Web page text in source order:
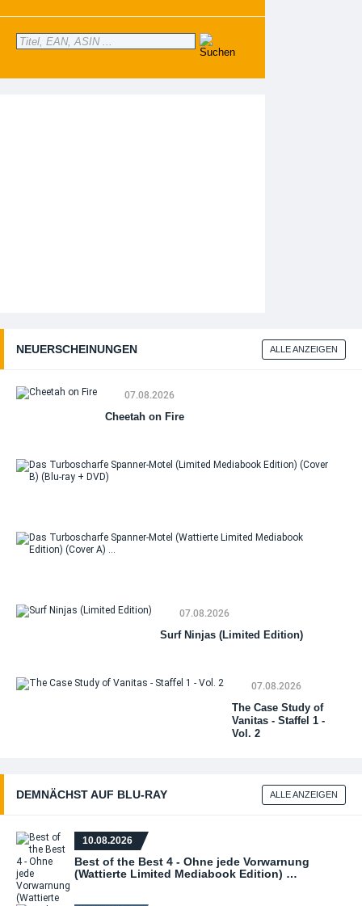
NEUERSCHEINUNGEN ALLE ANZEIGEN
07.08.2026
Cheetah on Fire
07.08.2026
Surf Ninjas (Limited Edition)
07.08.2026
The Case Study of
Vanitas - Staffel 1 -
Vol. 2
DEMNÄCHST AUF BLU‑RAY ALLE ANZEIGEN
10.08.2026
Best of the Best 4 - Ohne jede Vorwarnung
(Wattierte Limited Mediabook Edition) …